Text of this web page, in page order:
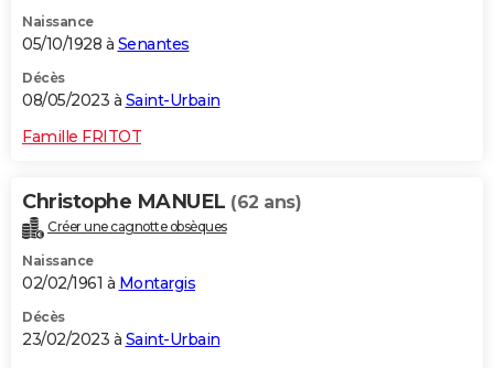
Naissance
05/10/1928 à Senantes
Décès
08/05/2023 à Saint-Urbain
Famille FRITOT
Christophe MANUEL (62 ans)
Créer une cagnotte obsèques
Naissance
02/02/1961 à Montargis
Décès
23/02/2023 à Saint-Urbain